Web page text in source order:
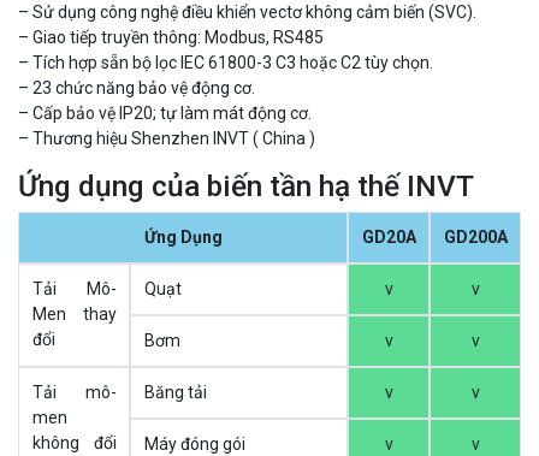
– Sử dụng công nghệ điều khiển vectơ không cảm biến (SVC).
– Giao tiếp truyền thông: Modbus, RS485
– Tích hợp sẵn bộ lọc IEC 61800-3 C3 hoặc C2 tùy chọn.
– 23 chức năng bảo vệ động cơ.
– Cấp bảo vệ IP20; tự làm mát động cơ.
– Thương hiệu Shenzhen INVT ( China )
Ứng dụng của biến tần hạ thế INVT
Ứng Dụng GD20A GD200A
Tải Mô-
Men thay
đổi
Quạt v v
Bơm v v
Tải mô-
men
không đổi
Băng tải v v
Máy đóng gói v v